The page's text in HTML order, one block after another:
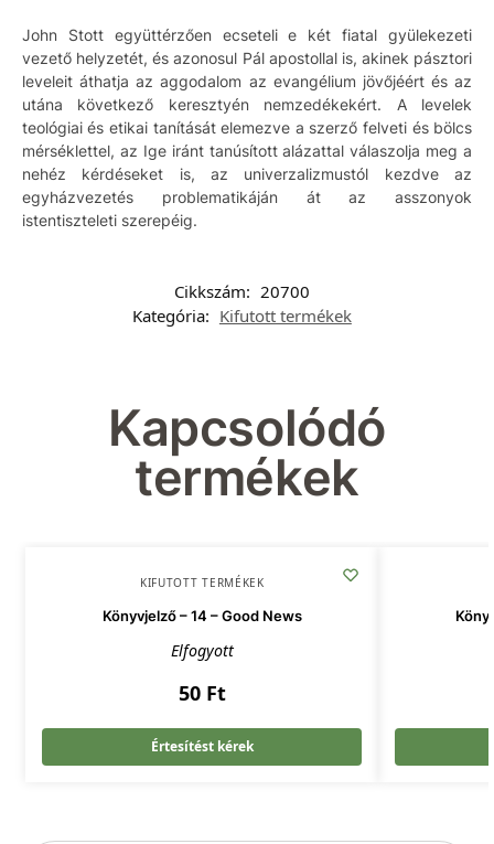
John Stott együttérzően ecseteli e két fiatal gyülekezeti
vezető helyzetét, és azonosul Pál apostollal is, akinek pásztori
leveleit áthatja az aggodalom az evangélium jövőjéért és az
utána következő keresztyén nemzedékekért. A levelek
teológiai és etikai tanítását elemezve a szerző felveti és bölcs
mérséklettel, az Ige iránt tanúsított alázattal válaszolja meg a
nehéz kérdéseket is, az univerzalizmustól kezdve az
egyházvezetés problematikáján át az asszonyok
istentiszteleti szerepéig.
Cikkszám: 20700
Kategória: Kifutott termékek
Kapcsolódó
termékek
KIFUTOTT TERMÉKEK
Könyvjelző – 14 – Good News
Elfogyott
50 Ft
Értesítést kérek